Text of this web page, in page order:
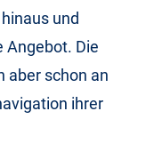
und
Angebot. Die
aber schon an
ihrer